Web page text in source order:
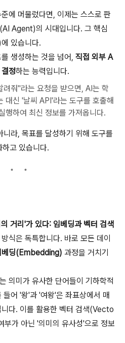
에 머물렀다면, 이제는 스스로 판
Agent)의 시대입니다. 그 핵심
있습니다.
생성하는 것을 넘어, 직접 외부 A
정하는 능력입니다.
려줘"라는 요청을 받으면, AI는 학
대신 '날씨 API'라는 도구를 호출해
행하여 최신 정보를 가져옵니다.
라, 목표를 달성하기 위해 도구를
고 있습니다.
거리'가 있다: 임베딩과 벡터 검색
식은 독특합니다. 바로 모든 데이
베딩(Embedding) 과정을 거치기
의미가 유사한 단어들이 기하학적
어 '왕'과 '여왕'은 좌표상에서 매
다. 이를 활용한 벡터 검색(Vecto
가 아닌 '의미의 유사성'으로 정보